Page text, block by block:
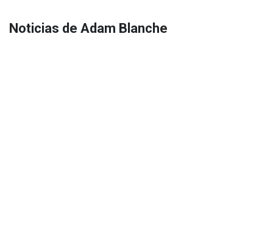
Noticias de Adam Blanche